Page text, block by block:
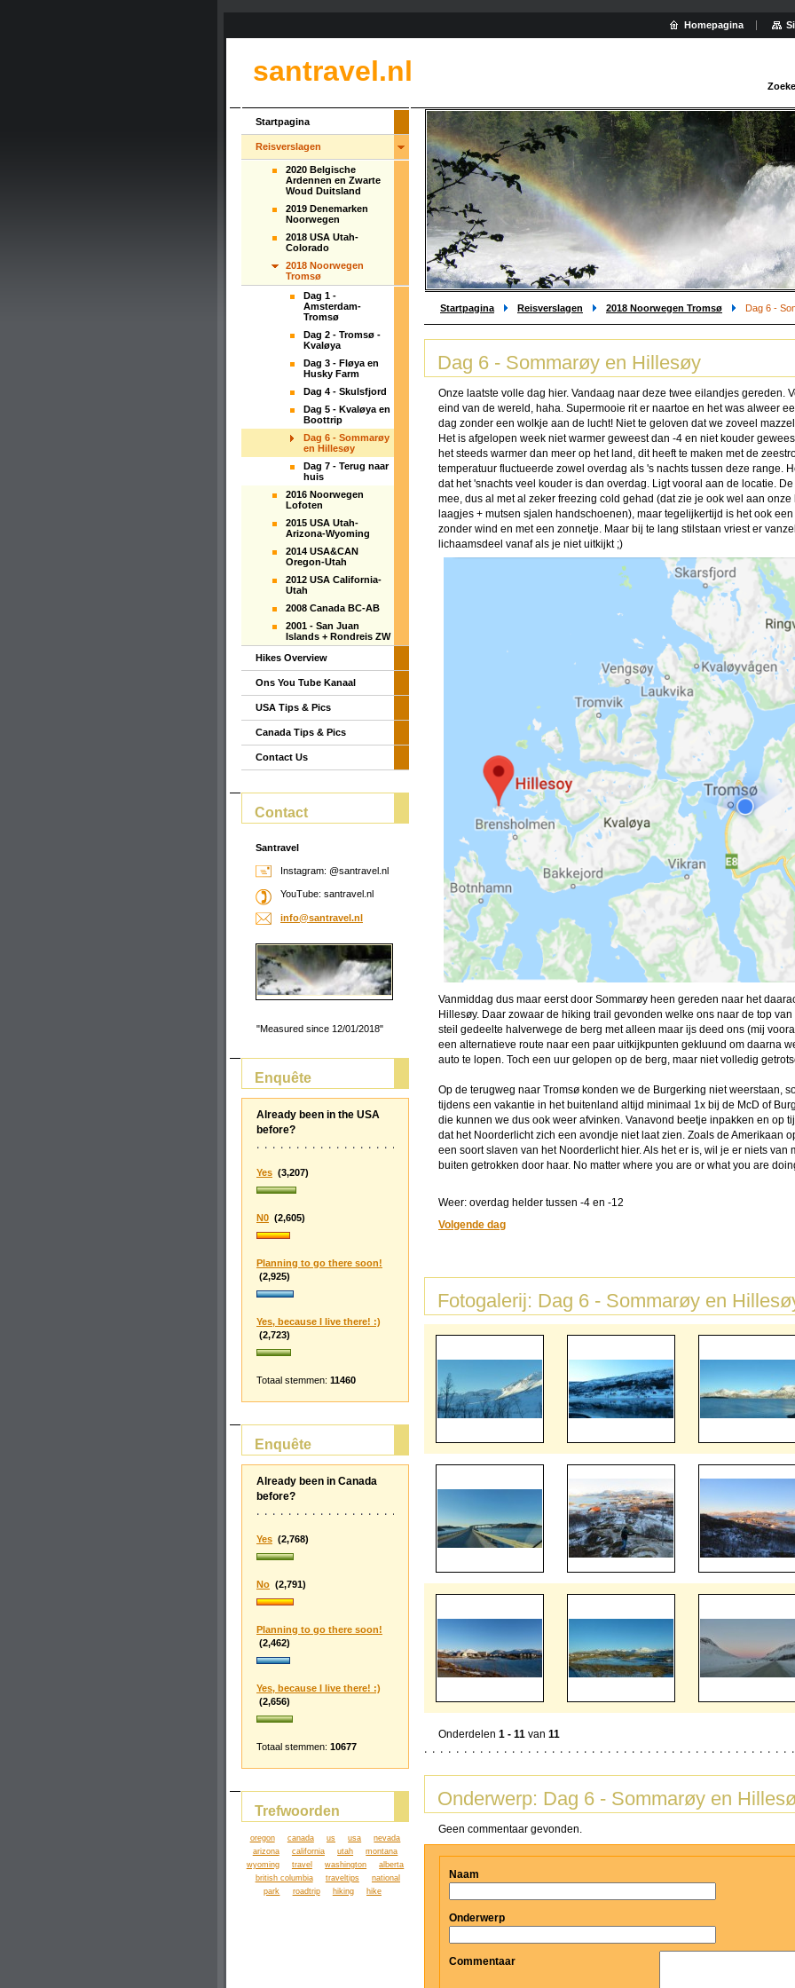
santravel.nl
Startpagina Reisverslagen 2018 Noorwegen Tromsø Dag 6 -
Dag 6 - Sommarøy en Hillesøy
Onze laatste volle dag hier. Vandaag naar deze twee eilandjes gereden.
eind van de wereld, haha. Supermooie rit er naartoe en het was alweer
dag zonder een wolkje aan de lucht! Niet te geloven dat we zoveel
Het is afgelopen week niet warmer geweest dan -4 en niet kouder
het steeds warmer dan meer op het land, dit heeft te maken met de
temperatuur fluctueerde zowel overdag als 's nachts tussen deze range.
dat het 'snachts veel kouder is dan overdag. Ligt vooral aan de locatie.
mee, dus al met al zeker freezing cold gehad (dat zie je ook wel aan
laagjes + mutsen sjalen handschoenen), maar tegelijkertijd is het ook
zonder wind en met een zonnetje. Maar bij te lang stilstaan vriest er
lichaamsdeel vanaf als je niet uitkijkt ;)
Vanmiddag dus maar eerst door Sommarøy heen gereden naar het
Hillesøy. Daar zowaar de hiking trail gevonden welke ons naar de top
steil gedeelte halverwege de berg met alleen maar ijs deed ons (mij
een alternatieve route naar een paar uitkijkpunten gekluund om daarna
auto te lopen. Toch een uur gelopen op de berg, maar niet volledig
Op de terugweg naar Tromsø konden we de Burgerking niet weerstaan,
tijdens een vakantie in het buitenland altijd minimaal 1x bij de McD of
die kunnen we dus ook weer afvinken. Vanavond beetje inpakken en op
dat het Noorderlicht zich een avondje niet laat zien. Zoals de Amerikaan
een soort slaven van het Noorderlicht hier. Als het er is, wil je er niets van
buiten getrokken door haar. No matter where you are or what you are
Weer: overdag helder tussen -4 en -12
Volgende dag
Fotogalerij: Dag 6 - Sommarøy en
Onderdelen 1 - 11 van 11
Onderwerp: Dag 6 - Sommarøy en
Geen commentaar gevonden.
Naam
Onderwerp
Commentaar
Startpagina
Reisverslagen
2020 Belgische
Ardennen en Zwarte
Woud Duitsland
2019 Denemarken
Noorwegen
2018 USA Utah-
Colorado
2018 Noorwegen
Tromsø
Dag 1 -
Amsterdam-
Tromsø
Dag 2 - Tromsø -
Kvaløya
Dag 3 - Fløya en
Husky Farm
Dag 4 - Skulsfjord
Dag 5 - Kvaløya en
Boottrip
Dag 6 - Sommarøy
en Hillesøy
Dag 7 - Terug naar
huis
2016 Noorwegen
Lofoten
2015 USA Utah-
Arizona-Wyoming
2014 USA&CAN
Oregon-Utah
2012 USA California-
Utah
2008 Canada BC-AB
2001 - San Juan
Islands + Rondreis ZW
Hikes Overview
Ons You Tube Kanaal
USA Tips & Pics
Canada Tips & Pics
Contact Us
Contact
Santravel
Instagram: @santravel.nl
YouTube: santravel.nl
info@santravel.nl
"Measured since 12/01/2018"
Enquête
Already been in the USA
before?
Yes (3,207)
N0 (2,605)
Planning to go there soon!
(2,925)
Yes, because I live there! :)
(2,723)
Totaal stemmen: 11460
Enquête
Already been in Canada
before?
Yes (2,768)
No (2,791)
Planning to go there soon!
(2,462)
Yes, because I live there! :)
(2,656)
Totaal stemmen: 10677
Trefwoorden
oregon canada us usa
nevada
arizona
california utah
montana
wyoming
travel washington
alberta
british columbia
traveltips
national
park
roadtrip hiking hike
Homepagina